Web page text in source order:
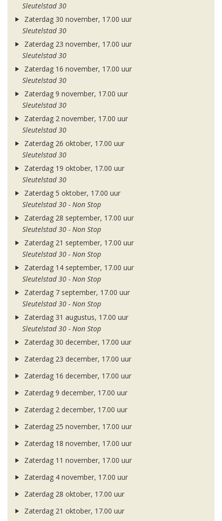
Sleutelstad 30
Zaterdag 30 november, 17.00 uur
Sleutelstad 30
Zaterdag 23 november, 17.00 uur
Sleutelstad 30
Zaterdag 16 november, 17.00 uur
Sleutelstad 30
Zaterdag 9 november, 17.00 uur
Sleutelstad 30
Zaterdag 2 november, 17.00 uur
Sleutelstad 30
Zaterdag 26 oktober, 17.00 uur
Sleutelstad 30
Zaterdag 19 oktober, 17.00 uur
Sleutelstad 30
Zaterdag 5 oktober, 17.00 uur
Sleutelstad 30 - Non Stop
Zaterdag 28 september, 17.00 uur
Sleutelstad 30 - Non Stop
Zaterdag 21 september, 17.00 uur
Sleutelstad 30 - Non Stop
Zaterdag 14 september, 17.00 uur
Sleutelstad 30 - Non Stop
Zaterdag 7 september, 17.00 uur
Sleutelstad 30 - Non Stop
Zaterdag 31 augustus, 17.00 uur
Sleutelstad 30 - Non Stop
Zaterdag 30 december, 17.00 uur
Zaterdag 23 december, 17.00 uur
Zaterdag 16 december, 17.00 uur
Zaterdag 9 december, 17.00 uur
Zaterdag 2 december, 17.00 uur
Zaterdag 25 november, 17.00 uur
Zaterdag 18 november, 17.00 uur
Zaterdag 11 november, 17.00 uur
Zaterdag 4 november, 17.00 uur
Zaterdag 28 oktober, 17.00 uur
Zaterdag 21 oktober, 17.00 uur